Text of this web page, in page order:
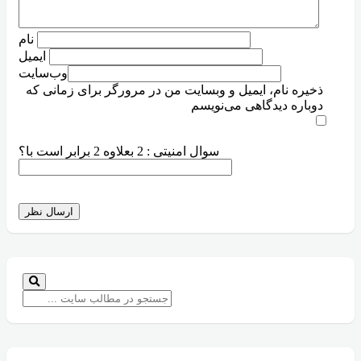
نام
ایمیل
وب‌سایت
ذخیره نام، ایمیل و وبسایت من در مرورگر برای زمانی که
دوباره دیدگاهی می‌نویسم
سوال امنیتی : 2 بعلاوه 2 برابر است با؟
ارسال نظر